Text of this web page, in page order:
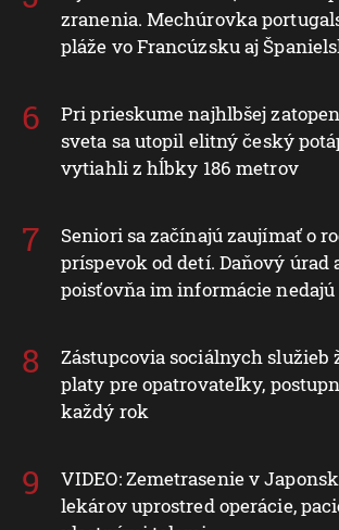
zranenia. Mechúrovka
pláže vo Francúzsku aj
Pri prieskume najhlbšej
sveta sa utopil elitný český
vytiahli z hĺbky 186 metrov
Seniori sa začínajú zaujímať o
príspevok od detí. Daňový úrad
poisťovňa im informácie nedajú
Zástupcovia sociálnych služieb
platy pre opatrovateľky,
každý rok
VIDEO: Zemetrasenie v
lekárov uprostred operácie,